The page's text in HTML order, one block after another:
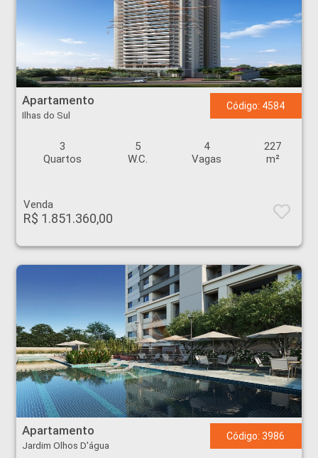
Apartamento - Ilhas do Sul - Ribeirão Preto
Apartamento
Ilhas do Sul
Código: 4584
3
Quartos
5
W.C.
4
Vagas
227
m²
Venda
R$ 1.851.360,00
Apartamento - Jardim Olhos D'água - Ribeirão Preto
Apartamento
Jardim Olhos D'água
Código: 3986